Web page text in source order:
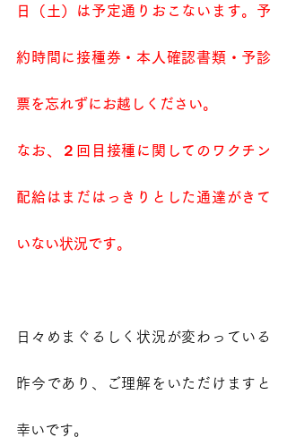
日（土）は予定通りおこないます。予
約時間に接種券・本人確認書類・予診
票を忘れずにお越しください。
なお、２回目接種に関してのワクチン
配給はまだはっきりとした通達がきて
いない状況です。
日々めまぐるしく状況が変わっている
昨今であり、ご理解をいただけますと
幸いです。